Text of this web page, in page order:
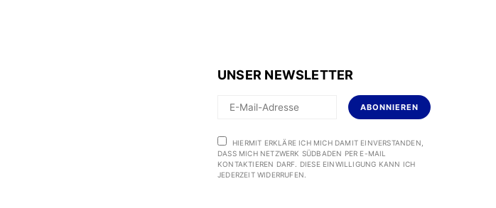
UNSER NEWSLETTER
ABONNIEREN
HIERMIT ERKLÄRE ICH MICH DAMIT EINVERSTANDEN,
DASS MICH NETZWERK SÜDBADEN PER E-MAIL
KONTAKTIEREN DARF. DIESE EINWILLIGUNG KANN ICH
JEDERZEIT WIDERRUFEN.